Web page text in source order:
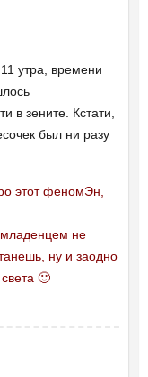
утра, времени
в зените. Кстати,
был ни разу
этот феномЭн,
не
ну и заодно
🙂